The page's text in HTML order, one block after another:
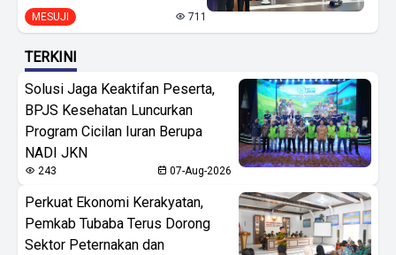
MESUJI 711
TERKINI
Solusi Jaga Keaktifan Peserta,
BPJS Kesehatan Luncurkan
Program Cicilan Iuran Berupa
NADI JKN
243 07-Aug-2026
Perkuat Ekonomi Kerakyatan,
Pemkab Tubaba Terus Dorong
Sektor Peternakan dan